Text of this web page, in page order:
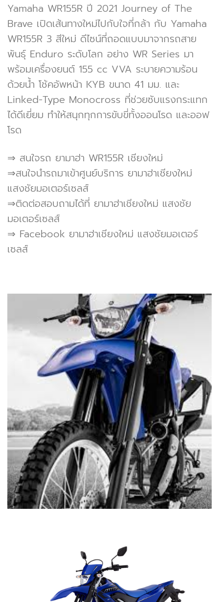
Yamaha WR155R ปี 2021 Journey of The
Brave เปิดเส้นทางใหม่ไปกับใจที่กล้า กับ Yamaha
WR155R 3 สีใหม่ ดีไซน์ที่ถอดแบบมาจากรถสาย
พันธุ์ Enduro ระดับโลก อย่าง WR Series มา
พร้อมเครื่องยนต์ 155 cc VVA ระบายความร้อน
ด้วยน้ำ โช้คอัพหน้า KYB ขนาด 41 มม. และ
Linked-Type Monocross ที่ช่วยซับแรงกระแทก
ได้ดีเยี่ยม ทำให้สนุกทุกการขับขี่ทั้งออนโรด และออฟ
โรด
⇒ สนใจรถ ยามาฮ่า WR155R เชียงใหม่
⇒สนใจนำรถมาเข้าศูนย์บริการ ยามาฮ่าเชียงใหม่
แสงชัยมอเตอร์เซลส์
⇒ติดต่อสอบถามได้ที่ ยามาฮ่าเชียงใหม่ แสงชัย
มอเตอร์เซลส์
⇒ Facebook ยามาฮ่าเชียงใหม่ แสงชัยมอเตอร์
เซลส์